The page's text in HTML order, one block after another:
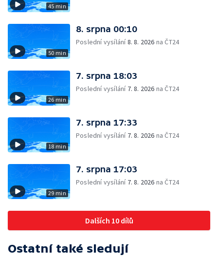
45 min
50 min
8. srpna 00:10
Poslední vysílání8. 8. 2026 na ČT24
26 min
7. srpna 18:03
Poslední vysílání 7. 8. 2026 na ČT24
18 min
7. srpna 17:33
Poslední vysílání 7. 8. 2026 na ČT24
29 min
7. srpna 17:03
Poslední vysílání 7. 8. 2026 na ČT24
Dalších 10 dílů
Ostatní také sledují